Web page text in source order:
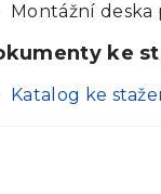
Montážní deska
ke
Katalog ke